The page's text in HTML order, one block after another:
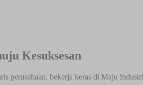
Kesuksesan
perusahaan, bekerja keras di Maju